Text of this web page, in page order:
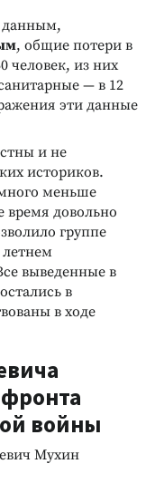
, общие потери в
человек, из них
— в 12
эти данные
и не
историков.
меньше
время довольно
группе
выведенные в
в
в ходе
войны
Мухин